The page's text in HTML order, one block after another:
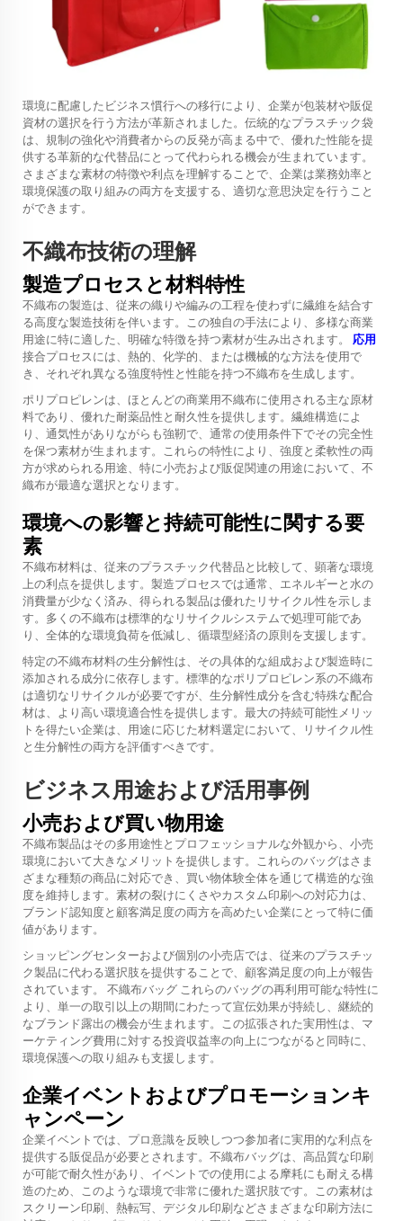
環境に配慮したビジネス慣行への移行により、企業が包装材や販促
資材の選択を行う方法が革新されました。伝統的なプラスチック袋
は、規制の強化や消費者からの反発が高まる中で、優れた性能を提
供する革新的な代替品にとって代わられる機会が生まれています。
さまざまな素材の特徴や利点を理解することで、企業は業務効率と
環境保護の取り組みの両方を支援する、適切な意思決定を行うこと
ができます。
不織布技術の理解
製造プロセスと材料特性
不織布の製造は、従来の織りや編みの工程を使わずに繊維を結合す
る高度な製造技術を伴います。この独自の手法により、多様な商業
用途に特に適した、明確な特徴を持つ素材が生み出されます。 応用
接合プロセスには、熱的、化学的、または機械的な方法を使用で
き、それぞれ異なる強度特性と性能を持つ不織布を生成します。
ポリプロピレンは、ほとんどの商業用不織布に使用される主な原材
料であり、優れた耐薬品性と耐久性を提供します。繊維構造によ
り、通気性がありながらも強靭で、通常の使用条件下でその完全性
を保つ素材が生まれます。これらの特性により、強度と柔軟性の両
方が求められる用途、特に小売および販促関連の用途において、不
織布が最適な選択となります。
環境への影響と持続可能性に関する要
素
不織布材料は、従来のプラスチック代替品と比較して、顕著な環境
上の利点を提供します。製造プロセスでは通常、エネルギーと水の
消費量が少なく済み、得られる製品は優れたリサイクル性を示しま
す。多くの不織布は標準的なリサイクルシステムで処理可能であ
り、全体的な環境負荷を低減し、循環型経済の原則を支援します。
特定の不織布材料の生分解性は、その具体的な組成および製造時に
添加される成分に依存します。標準的なポリプロピレン系の不織布
は適切なリサイクルが必要ですが、生分解性成分を含む特殊な配合
材は、より高い環境適合性を提供します。最大の持続可能性メリッ
トを得たい企業は、用途に応じた材料選定において、リサイクル性
と生分解性の両方を評価すべきです。
ビジネス用途および活用事例
小売および買い物用途
不織布製品はその多用途性とプロフェッショナルな外観から、小売
環境において大きなメリットを提供します。これらのバッグはさま
ざまな種類の商品に対応でき、買い物体験全体を通じて構造的な強
度を維持します。素材の裂けにくさやカスタム印刷への対応力は、
ブランド認知度と顧客満足度の両方を高めたい企業にとって特に価
値があります。
ショッピングセンターおよび個別の小売店では、従来のプラスチッ
ク製品に代わる選択肢を提供することで、顧客満足度の向上が報告
されています。 不織布バッグ これらのバッグの再利用可能な特性に
より、単一の取引以上の期間にわたって宣伝効果が持続し、継続的
なブランド露出の機会が生まれます。この拡張された実用性は、マ
ーケティング費用に対する投資収益率の向上につながると同時に、
環境保護への取り組みも支援します。
企業イベントおよびプロモーションキ
ャンペーン
企業イベントでは、プロ意識を反映しつつ参加者に実用的な利点を
提供する販促品が必要とされます。不織布バッグは、高品質な印刷
が可能で耐久性があり、イベントでの使用による摩耗にも耐える構
造のため、このような環境で非常に優れた選択肢です。この素材は
スクリーン印刷、熱転写、デジタル印刷などさまざまな印刷方法に